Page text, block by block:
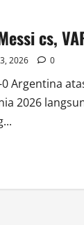
cs,
2026 0
Argentina
2026